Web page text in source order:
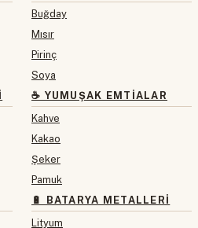
Buğday
Mısır
Pirinç
Soya
☕ YUMUŞAK EMTIALAR
Kahve
Kakao
Şeker
Pamuk
🔋 BATARYA METALLERI
Lityum